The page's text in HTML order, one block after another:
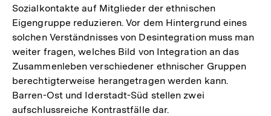
Sozialkontakte auf Mitglieder der ethnischen
Eigengruppe reduzieren. Vor dem Hintergrund eines
solchen Verständnisses von Desintegration muss man
weiter fragen, welches Bild von Integration an das
Zusammenleben verschiedener ethnischer Gruppen
berechtigterweise herangetragen werden kann.
Barren-Ost und Iderstadt-Süd stellen zwei
aufschlussreiche Kontrastfälle dar.